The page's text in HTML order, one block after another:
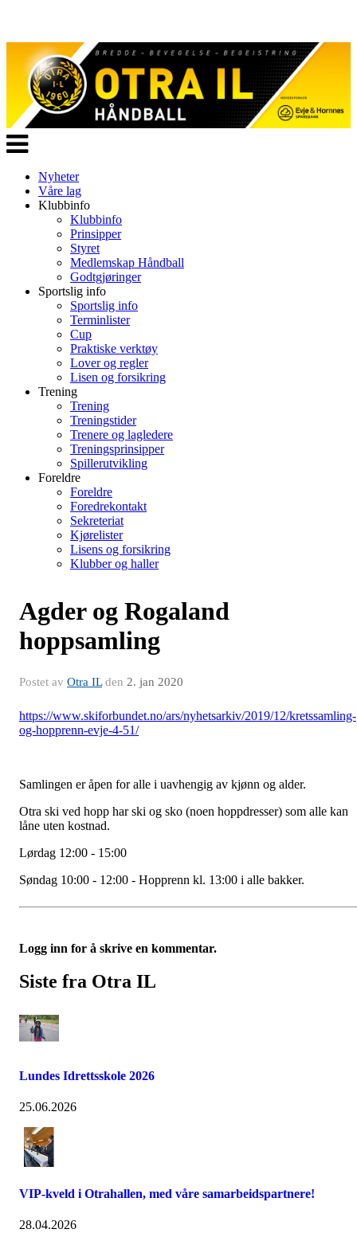
Veksle
navigasjon
Nyheter
Våre lag
Klubbinfo
Klubbinfo
Prinsipper
Styret
Medlemskap Håndball
Godtgjøringer
Sportslig info
Sportslig info
Terminlister
Cup
Praktiske verktøy
Lover og regler
Lisen og forsikring
Trening
Trening
Treningstider
Trenere og lagledere
Treningsprinsipper
Spillerutvikling
Foreldre
Foreldre
Foredrekontakt
Sekreteriat
Kjørelister
Lisens og forsikring
Klubber og haller
Agder og Rogaland
hoppsamling
Postet av Otra ILden 2. jan 2020
https://www.skiforbundet.no/ars/nyhetsarkiv/2019/12/kretssamling-
og-hopprenn-evje-4-51/
Samlingen er åpen for alle i uavhengig av kjønn og alder.
Otra ski ved hopp har ski og sko (noen hoppdresser) som alle kan
låne uten kostnad.
Lørdag 12:00 - 15:00
Søndag 10:00 - 12:00 - Hopprenn kl. 13:00 i alle bakker.
Logg inn for å skrive en kommentar.
Siste fra Otra IL
Lundes Idrettsskole 2026
25.06.2026
VIP-kveld i Otrahallen, med våre samarbeidspartnere!
28.04.2026